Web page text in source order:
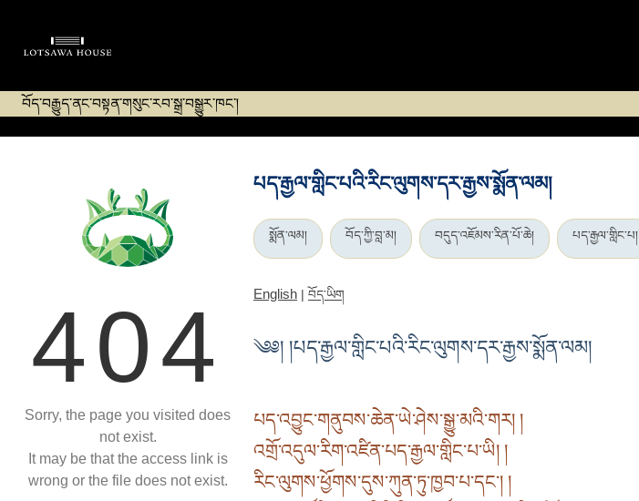
བོད་བརྒྱུད་ནང་བསྟན་གསུང་རབ་སྒྲ་བསྒྱུར་ཁང་།
404
Sorry, the page you visited does
not exist.
It may be that the access link is
wrong or the file does not exist.
པད་རྒྱལ་གླིང་པའི་རིང་ལུགས་དར་རྒྱས་སྨོན་ལམ།
སྨོན་ལམ། བོད་ཀྱི་བླ་མ། བདུད་འཇོམས་རིན་པོ་ཆེ། པད་རྒྱལ་གླིང་པ།
English | བོད་ཡིག
༄༅། །པད་རྒྱལ་གླིང་པའི་རིང་ལུགས་དར་རྒྱས་སྨོན་ལམ།
པད་འབྱུང་གནུབས་ཆེན་ཡེ་ཤེས་སྒྱུ་མའི་གར། །
འགྲོ་འདུལ་རིག་འཛིན་པད་རྒྱལ་གླིང་པ་ཡི། །
རིང་ལུགས་ཕྱོགས་དུས་ཀུན་ཏུ་ཁྱབ་པ་དང་། །